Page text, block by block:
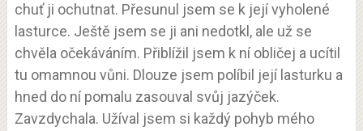
chuť ji ochutnat. Přesunul jsem se k její vyholené
lasturce. Ještě jsem se ji ani nedotkl, ale už se
chvěla očekáváním. Přiblížil jsem k ní obličej a ucítil
tu omamnou vůni. Dlouze jsem políbil její lasturku a
hned do ní pomalu zasouval svůj jazýček.
Zavzdychala. Užíval jsem si každý pohyb mého